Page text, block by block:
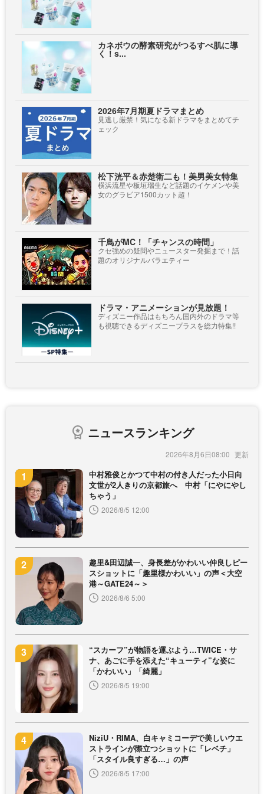
カネボウの酵素研究がつるすべ肌に導
く！s...
2026年7月期夏ドラマまとめ
見逃し厳禁！気になる新ドラマをまとめてチ
ェック
松下洸平＆赤楚衛二も！美男美女特集
横浜流星や板垣瑞生など話題のイケメンや美
女のグラビア1500カット超！
千鳥がMC！「チャンスの時間」
クセ強めの疑問やニュースター発掘まで！話
題のオリジナルバラエティー
ドラマ・アニメーションが見放題！
ディズニー作品はもちろん国内外のドラマ等
も視聴できるディズニープラスを総力特集!!
ニュースランキング
2026年8月6日08:00
中村雅俊とかつて中村の付き人だった小日向
文世が2人きりの京都旅へ 中村「にやにやし
ちゃう」
2026/8/5 12:00
趣里&田辺誠一、身長差がかわいい仲良しピー
スショットに「趣里様かわいい」の声＜大空
港～GATE24～＞
2026/8/6 5:00
“スカーフ”が物語を運ぶよう…TWICE・サ
ナ、あごに手を添えた“キューティ”な姿に
「かわいい」「綺麗」
2026/8/5 19:00
NiziU・RIMA、白キャミコーデで美しいウエ
ストラインが際立つショットに「レベチ」
「スタイル良すぎる…」の声
2026/8/5 17:00